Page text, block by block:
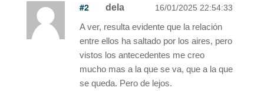
#2 dela 16/01/2025 22:54:33
A ver, resulta evidente que la relación
entre ellos ha saltado por los aires, pero
vistos los antecedentes me creo
mucho mas a la que se va, que a la que
se queda. Pero de lejos.